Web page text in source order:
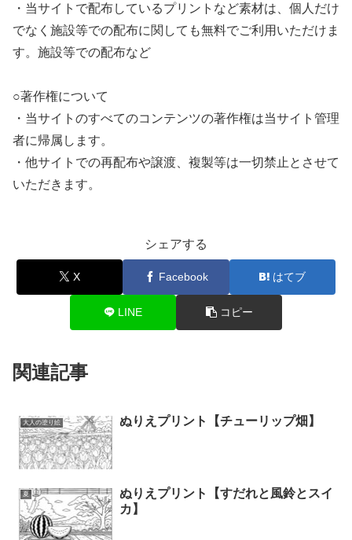
・当サイトで配布しているプリントなど素材は、個人だけ
でなく施設等での配布に関しても無料でご利用いただけま
す。施設等での配布など
○著作権について
・当サイトのすべてのコンテンツの著作権は当サイト管理
者に帰属します。
・他サイトでの再配布や譲渡、複製等は一切禁止とさせて
いただきます。
シェアする
X Facebook はてブ
LINE コピー
関連記事
大人の塗り絵 ぬりえプリント【チューリップ畑】
夏
ぬりえプリント【すだれと風鈴とスイ
カ】